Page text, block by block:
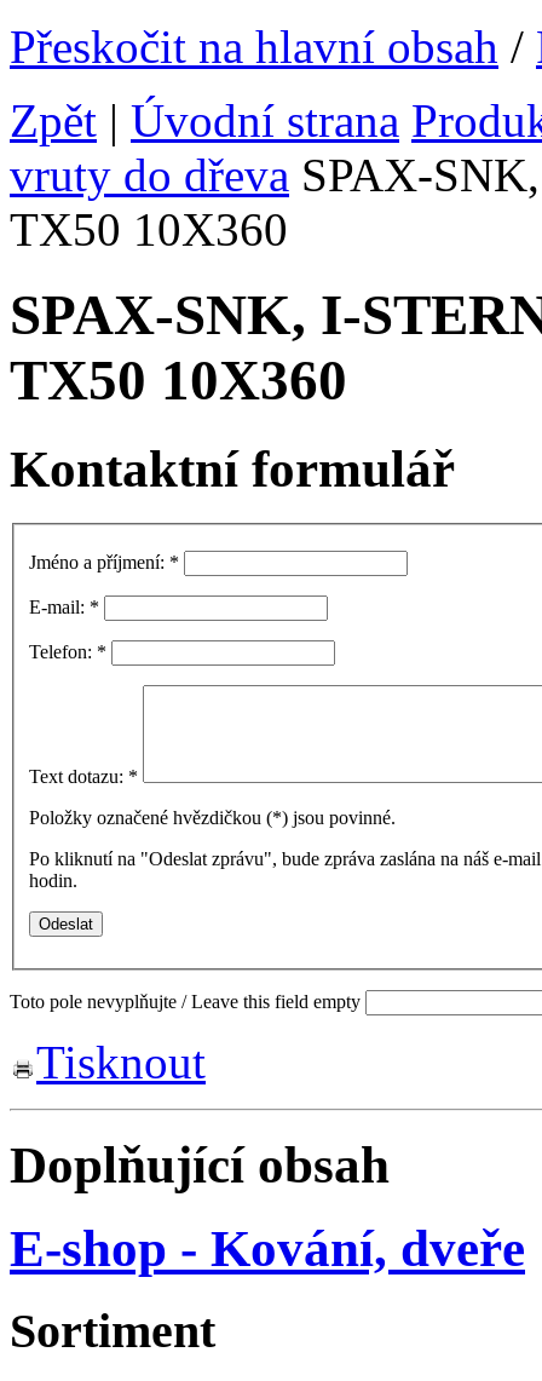
Přeskočit na hlavní obsah /
Zpět | Úvodní strana
vruty do dřeva SPAX-
TX50 10X360
SPAX-SNK, I-
TX50 10X360
Kontaktní formulář
Jméno a příjmení: *
E-mail: *
Telefon: *
Text dotazu: *
Položky označené hvězdičkou (*) jsou povinné.
Po kliknutí na "Odeslat zprávu", bude zpráva zaslána na náš e-
hodin.
Toto pole nevyplňujte / Leave this field empty
Tisknout
Doplňující obsah
E-shop - Kování, dveře
Sortiment